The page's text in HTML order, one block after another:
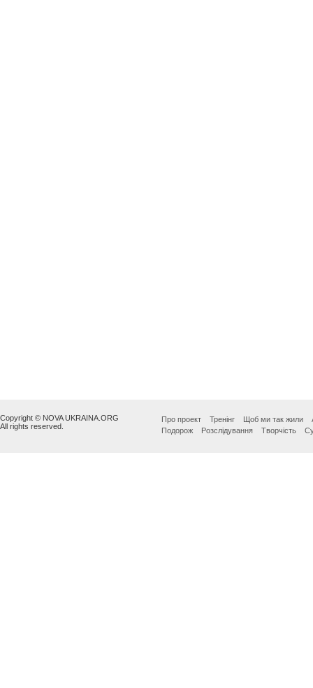
Copyright © NOVA UKRAINA.ORG
All rights reserved.
Про проект Тренінг Щоб ми так жили
Подорож
Розслідування Творчість